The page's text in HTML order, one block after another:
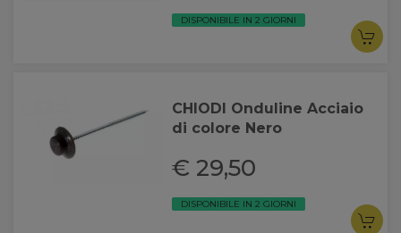
DISPONIBILE IN 2 GIORNI
CHIODI Onduline Acciaio
di colore Nero
€ 29,50
DISPONIBILE IN 2 GIORNI